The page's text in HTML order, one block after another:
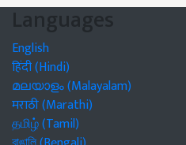
Languages
English
हिंदी (Hindi)
മലയാളം (Malayalam)
मराठी (Marathi)
தமிழ் (Tamil)